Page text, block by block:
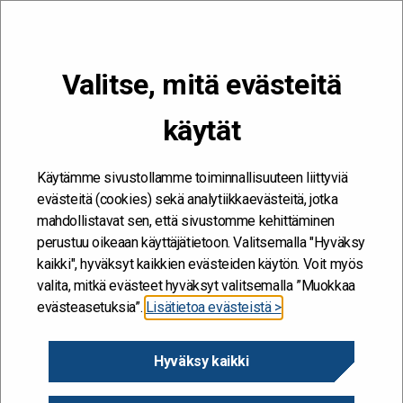
Valitse, mitä evästeitä
käytät
Käytämme sivustollamme toiminnallisuuteen liittyviä
evästeitä (cookies) sekä analytiikkaevästeitä, jotka
mahdollistavat sen, että sivustomme kehittäminen
perustuu oikeaan käyttäjätietoon. Valitsemalla "Hyväksy
kaikki", hyväksyt kaikkien evästeiden käytön. Voit myös
valita, mitkä evästeet hyväksyt valitsemalla ”Muokkaa
evästeasetuksia”. Lisätietoa evästeistä >
Hyväksy kaikki
Kehitän ja kehityn #töissäSuomelle
Huoltovarmuuden tilannekuva: Miten
kotimainen ruoka & energia turvataan?